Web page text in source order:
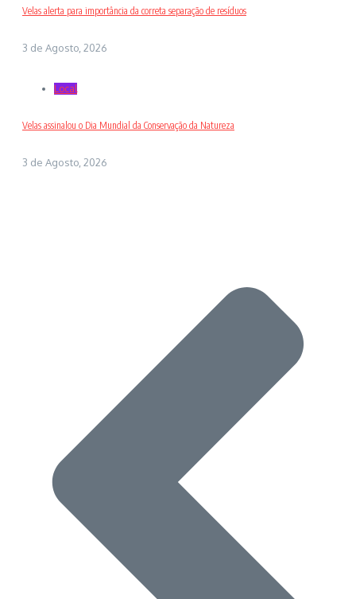
Velas alerta para importância da correta separação de resíduos
3 de Agosto, 2026
Local
Velas assinalou o Dia Mundial da Conservação da Natureza
3 de Agosto, 2026